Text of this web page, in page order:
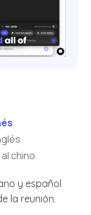
chino
y español
la reunión.